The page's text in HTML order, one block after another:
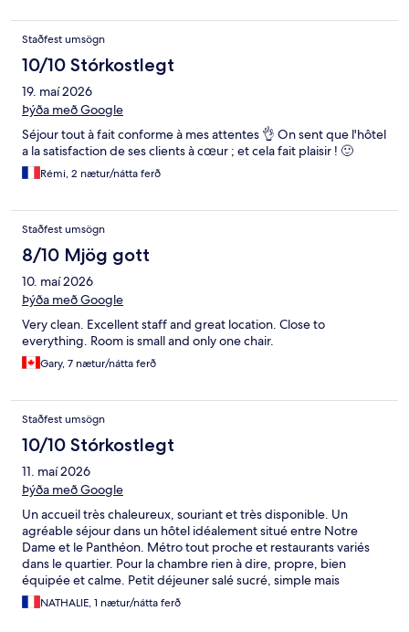
Staðfest umsögn
10/10 Stórkostlegt
19. maí 2026
Þýða með Google
Séjour tout à fait conforme à mes attentes 👌 On sent que l'hôtel
a la satisfaction de ses clients à cœur ; et cela fait plaisir ! 🙂
Rémi, 2 nætur/nátta ferð
Staðfest umsögn
8/10 Mjög gott
10. maí 2026
Þýða með Google
Very clean. Excellent staff and great location. Close to
everything. Room is small and only one chair.
Gary, 7 nætur/nátta ferð
Staðfest umsögn
10/10 Stórkostlegt
11. maí 2026
Þýða með Google
Un accueil très chaleureux, souriant et très disponible. Un
agréable séjour dans un hôtel idéalement situé entre Notre
Dame et le Panthéon. Métro tout proche et restaurants variés
dans le quartier. Pour la chambre rien à dire, propre, bien
équipée et calme. Petit déjeuner salé sucré, simple mais
efficace.
NATHALIE, 1 nætur/nátta ferð